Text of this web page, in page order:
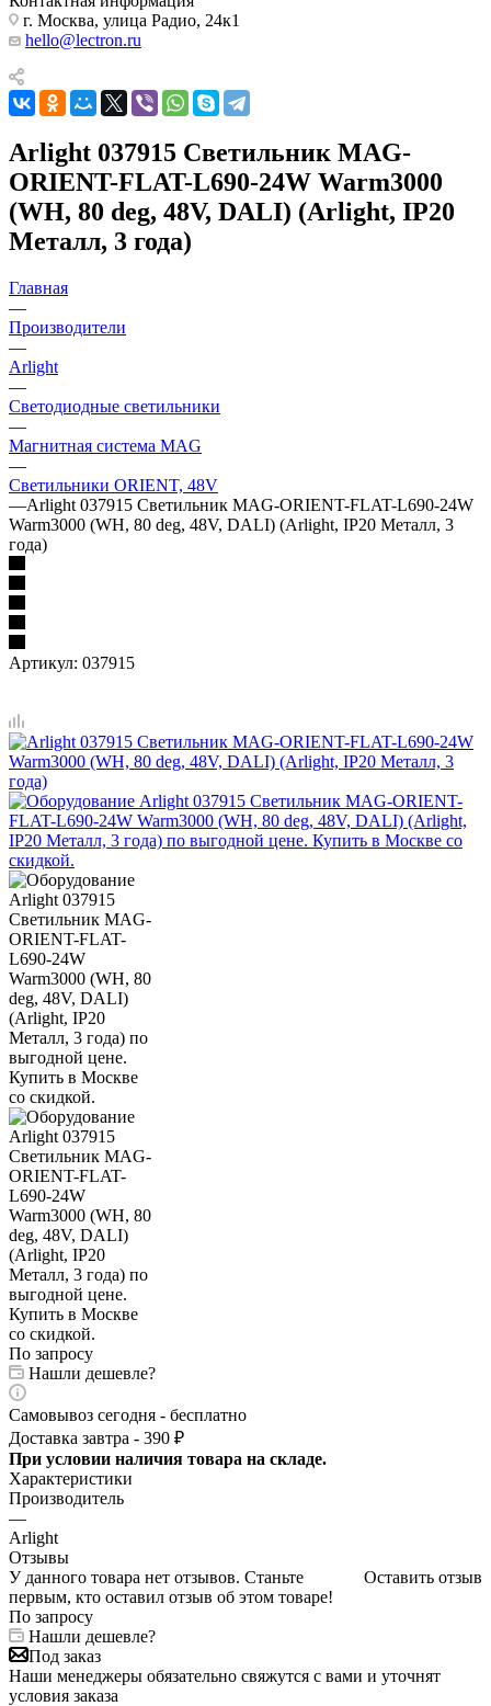
г. Москва, улица Радио, 24к1
hello@lectron.ru
Arlight 037915 Светильник MAG-
ORIENT-FLAT-L690-24W Warm3000
(WH, 80 deg, 48V, DALI) (Arlight, IP20
Металл, 3 года)
Главная
—
Производители
—
Arlight
—
Светодиодные светильники
—
Магнитная система MAG
—
Светильники ORIENT, 48V
—Arlight 037915 Светильник MAG-ORIENT-FLAT-L690-24W
Warm3000 (WH, 80 deg, 48V, DALI) (Arlight, IP20 Металл, 3
года)
Артикул: 037915
По запросу
Нашли дешевле?
Самовывоз сегодня - бесплатно
Доставка завтра - 390 ₽
При условии наличия товара на складе.
Характеристики
Производитель
—
Arlight
Отзывы
Оставить отзыв
У данного товара нет отзывов. Станьте
первым, кто оставил отзыв об этом товаре!
По запросу
Нашли дешевле?
Под заказ
Наши менеджеры обязательно свяжутся с вами и уточнят
условия заказа